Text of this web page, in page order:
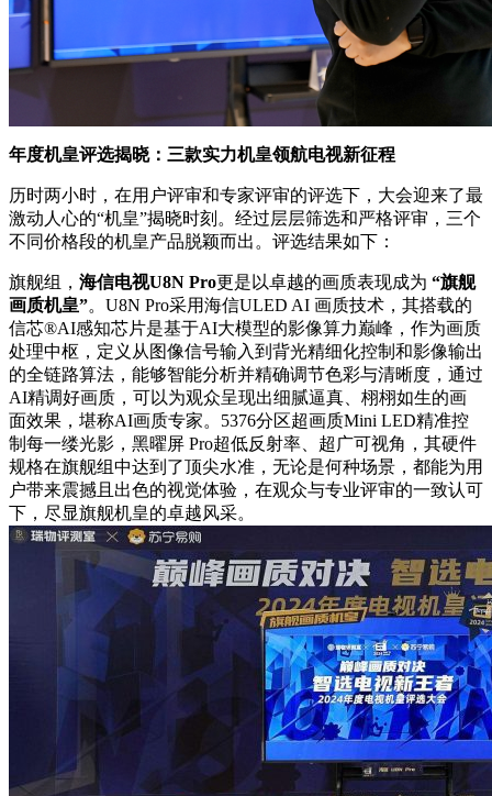
年度机皇评选揭晓：三款实力机皇领航电视新征程
历时两小时，在用户评审和专家评审的评选下，大会迎来了最
激动人心的“机皇”揭晓时刻。经过层层筛选和严格评审，三个
不同价格段的机皇产品脱颖而出。评选结果如下：
旗舰组， 海信电视U8N Pro更是以卓越的画质表现成为 “旗舰
画质机皇”。U8N Pro采用海信ULED AI 画质技术，其搭载的
信芯®AI感知芯片是基于AI大模型的影像算力巅峰，作为画质
处理中枢，定义从图像信号输入到背光精细化控制和影像输出
的全链路算法，能够智能分析并精确调节色彩与清晰度，通过
AI精调好画质，可以为观众呈现出细腻逼真、栩栩如生的画
面效果，堪称AI画质专家。5376分区超画质Mini LED精准控
制每一缕光影，黑曜屏 Pro超低反射率、超广可视角，其硬件
规格在旗舰组中达到了顶尖水准，无论是何种场景，都能为用
户带来震撼且出色的视觉体验，在观众与专业评审的一致认可
下，尽显旗舰机皇的卓越风采。